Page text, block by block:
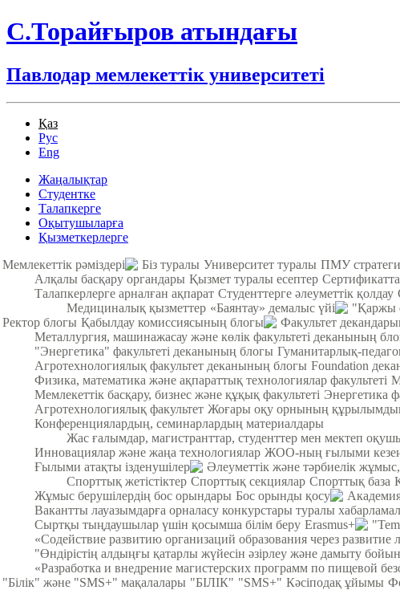
С.Торайғыров атындағы
Павлодар мемлекеттік университеті
Қаз
Рус
Eng
Жаңалықтар
Студентке
Талапкерге
Оқытушыларға
Қызметкерлерге
Мемлекеттік рәміздері
Біз туралы Университет туралы ПМУ
Алқалы басқару органдары Қызмет туралы есептер
Талапкерлерге арналған ақпарат Студенттерге әлеуметтік қолдау
Медициналық қызметтер «Баянтау» демалыс үйі "Қаржы
Ректор блогы Қабылдау комиссиясының блогы Факультет
Металлургия, машинажасау және көлік факультеті деканының
"Энергетика" факультеті деканының блогы Гуманитарлық-
Агротехнологиялық факультет деканының блогы Foundation
Физика, математика және ақпараттық технологиялар факультеті
Мемлекеттік басқару, бизнес және құқық факультеті Энергетика
Агротехнологиялық факультет Жоғары оқу орнының құрылымдық
Конференциялардың, семинарлардың материалдары
Жас ғалымдар, магистранттар, студенттер мен мектеп
Инновациялар және жаңа технологиялар ЖОО-ның ғылыми
Ғылыми атақты ізденушілер
Әлеуметтік және тәрбиелік
Спорттық жетістіктер Спорттық секциялар Спорттық база
Жұмыс берушілердің бос орындары Бос орынды қосу
Вакантты лауазымдарға орналасу конкурстары туралы
Сыртқы тыңдаушылар үшін қосымша білім беру Erasmus+
«Содействие развитию организаций образования через развитие
"Өндірістің алдыңғы қатарлы жүйесін әзірлеу және дамыту
«Разработка и внедрение магистерских программ по пищевой
"Білік" және "SMS+" мақалалары "БІЛІК" "SMS+" Кәсіподақ ұйымы